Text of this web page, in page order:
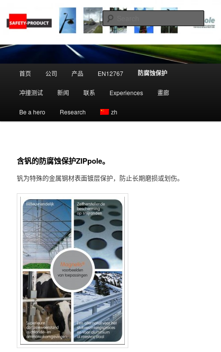
primary
Zippole
首页 公司 产品 EN12767 防腐蚀保护
冲撞测试 新闻 联系 Experiences 畫廊
Be a hero Research zh
含钒的防腐蚀保护ZIPpole。
钒为特殊的金属钢材表面镀层保护，防止长期磨损或划伤。